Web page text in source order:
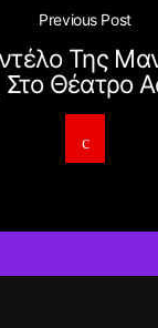
Previous Post
Της
| Στο Θέατρο